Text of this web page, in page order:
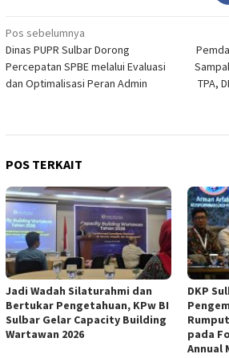
Navigasi
pos
Pos sebelumnya
Dinas PUPR Sulbar Dorong
Percepatan SPBE melalui Evaluasi
dan Optimalisasi Peran Admin
TPA,
POS TERKAIT
Jadi Wadah Silaturahmi dan
Bertukar Pengetahuan, KPw BI
Sulbar Gelar Capacity Building
Wartawan 2026
DKP
pada
Annual